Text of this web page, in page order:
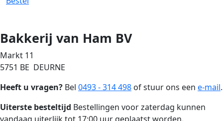
Bakkerij van Ham BV
Markt 11
5751 BE DEURNE
Heeft u vragen? Bel 0493 - 314 498 of stuur ons een e-mail.
Uiterste besteltijd Bestellingen voor zaterdag kunnen